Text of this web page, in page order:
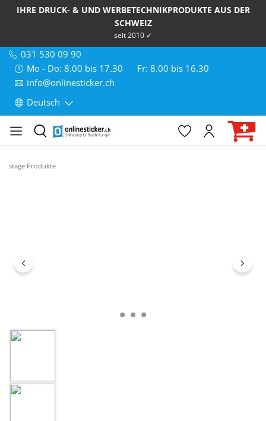
IHRE DRUCK- & UND WERBETECHNIKPRODUKTE AUS DER
SCHWEIZ
seit 2010 ✓
031 530 09 90
Mo - Do: 8.00 bis 17.30
Fr: 8.00 bis 16.30
info@onlinesticker.ch
Deutsch
stage Produkte